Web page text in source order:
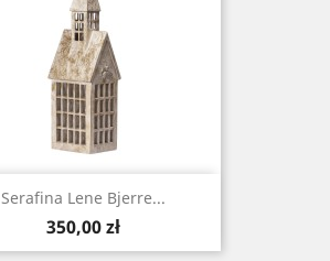
Serafina Lene Bjerre...
Cena
350,00 zł